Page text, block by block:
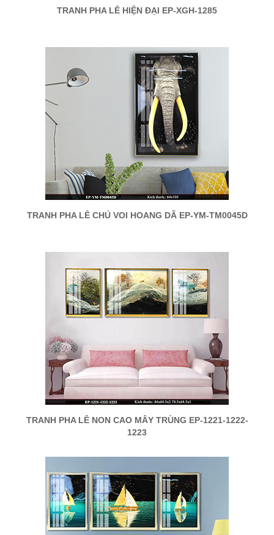
TRANH PHA LÊ HIỆN ĐẠI EP-XGH-1285
TRANH PHA LÊ CHÚ VOI HOANG DÃ EP-YM-TM0045D
TRANH PHA LÊ NON CAO MÂY TRÙNG EP-1221-1222-
1223